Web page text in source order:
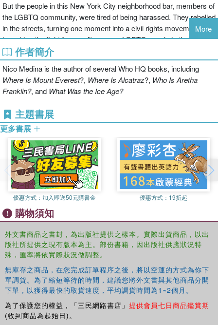
But the people in this New York City neighborhood bar, members of
the LGBTQ community, were tired of being harassed. They rebelled
in the streets, turning one moment into a civil rights movement and
launching the fight for equality among LGBTQ people in the United
States
More
作者簡介
Nico Medina is the author of several Who HQ books, including
Where Is Mount Everest?, Where Is Alcatraz?, Who Is Aretha
Franklin?, and What Was the Ice Age?
主題書展
更多書展
優惠方式： 加入即送50元購書金 優惠方式： 19折起
購物須知
外文書商品之書封，為出版社提供之樣本。實際出貨商品，以出
版社所提供之現有版本為主。部份書籍，因出版社供應狀況特
殊，匯率將依實際狀況做調整。
無庫存之商品，在您完成訂單程序之後，將以空運的方式為你下
單調貨。為了縮短等待的時間，建議您將外文書與其他商品分開
下單，以獲得最快的取貨速度，平均調貨時間為1~2個月。
為了保護您的權益，「三民網路書店」 提供會員七日商品鑑賞期
(收到商品為起始日)。